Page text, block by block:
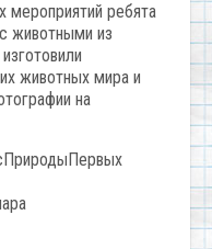
мероприятий ребята
животными из
животных мира и
на